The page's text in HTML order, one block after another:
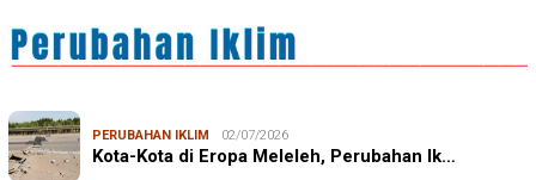
PERUBAHAN IKLIM 02/07/2026
Kota-Kota di Eropa Meleleh, Perubahan Ik…